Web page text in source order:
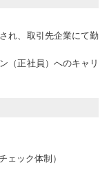
れ、取引先企業にて勤
（正社員）へのキャリ
ェック体制）